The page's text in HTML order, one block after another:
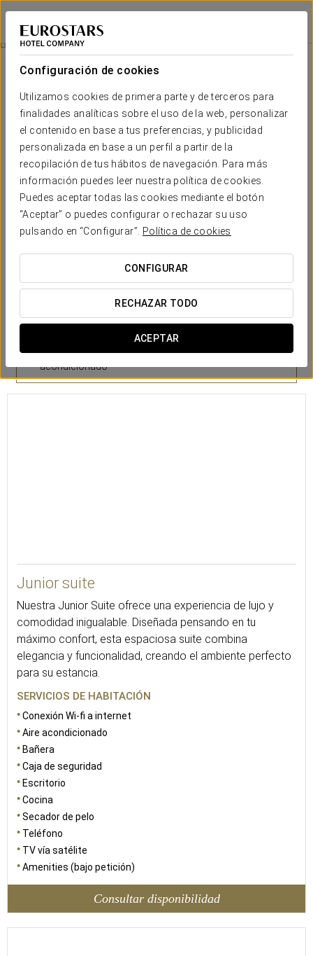
Configuración de cookies
Utilizamos cookies de primera parte y de terceros para
finalidades analíticas sobre el uso de la web, personalizar
el contenido en base a tus preferencias, y publicidad
personalizada en base a un perfil a partir de la
recopilación de tus hábitos de navegación. Para más
información puedes leer nuestra política de cookies.
Puedes aceptar todas las cookies mediante el botón
“Aceptar” o puedes configurar o rechazar su uso
pulsando en “Configurar”.
Política de cookies
CONFIGURAR
RECHAZAR TODO
ACEPTAR
Eurostars Las Salinas
FUERTEVENTURA
Habitaciones
Habitaciones
El confort y descanso que necesitas
ElEurostars Las Salinascuenta con 223 fantásticas
habitaciones, distribuidas en suites y villas de dos
dormitorios con piscina privada, zona de estar y cocina
Todas las habitaciones están equipadas con aire
acondicionado, TV de pantalla plana, caja fuerte, microondas y
baño privado con bañera, secador de pelo y artículos de aseo
SERVICIOS DESTACADOS
Habitaciones
Aire
acondicionado
Bañera Cocina
Junior suite
Nuestra Junior Suite ofrece una experiencia de lujo y
comodidad inigualable. Diseñada pensando en tu
máximo confort, esta espaciosa suite combina
elegancia y funcionalidad, creando el ambiente perfecto
para su estancia.
SERVICIOS DE HABITACIÓN
Conexión Wi-fi a internet
Aire acondicionado
Bañera
Caja de seguridad
Escritorio
Cocina
Secador de pelo
Teléfono
TV vía satélite
Amenities (bajo petición)
Consultar disponibilidad